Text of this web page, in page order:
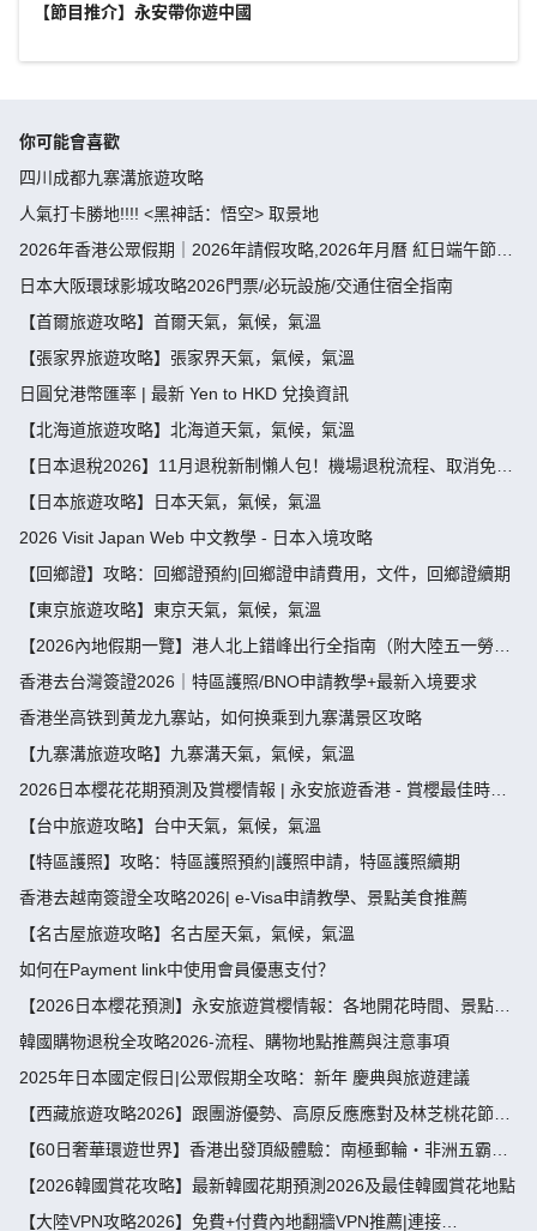
【節目推介】永安帶你遊中國
你可能會喜歡
四川成都九寨溝旅遊攻略
人氣打卡勝地!!!! <黑神話：悟空> 取景地
2026年香港公眾假期｜2026年請假攻略,2026年月曆 紅日端午節請
假攻略請4放9-public holiday 2026
日本大阪環球影城攻略2026門票/必玩設施/交通住宿全指南
【首爾旅遊攻略】首爾天氣，氣候，氣溫
【張家界旅遊攻略】張家界天氣，氣候，氣溫
日圓兌港幣匯率 | 最新 Yen to HKD 兌換資訊
【北海道旅遊攻略】北海道天氣，氣候，氣溫
【日本退稅2026】11月退稅新制懶人包！機場退稅流程、取消免稅
袋及限額全攻略 - 永安旅遊
【日本旅遊攻略】日本天氣，氣候，氣溫
2026 Visit Japan Web 中文教學 - 日本入境攻略
【回鄉證】攻略：回鄉證預約|回鄉證申請費用，文件，回鄉證續期
【東京旅遊攻略】東京天氣，氣候，氣溫
【2026內地假期一覽】港人北上錯峰出行全指南（附大陸五一勞動
節，端午節假期攻略）
香港去台灣簽證2026｜特區護照/BNO申請教學+最新入境要求
香港坐高铁到黄龙九寨站，如何换乘到九寨溝景区攻略
【九寨溝旅遊攻略】九寨溝天氣，氣候，氣溫
2026日本櫻花花期預測及賞櫻情報 | 永安旅遊香港 - 賞櫻最佳時
間、地點推薦
【台中旅遊攻略】台中天氣，氣候，氣溫
【特區護照】攻略：特區護照預約|護照申請，特區護照續期
香港去越南簽證全攻略2026| e-Visa申請教學、景點美食推薦
【名古屋旅遊攻略】名古屋天氣，氣候，氣溫
如何在Payment link中使用會員優惠支付？
【2026日本櫻花預測】永安旅遊賞櫻情報：各地開花時間、景點推
薦
韓國購物退稅全攻略2026-流程、購物地點推薦與注意事項
2025年日本國定假日|公眾假期全攻略：新年 慶典與旅遊建議
【西藏旅遊攻略2026】跟團游優勢、高原反應應對及林芝桃花節深
度指南
【60日奢華環遊世界】香港出發頂級體驗：南極郵輪・非洲五霸・
北極光・限定美食盛宴
【2026韓國賞花攻略】最新韓國花期預測2026及最佳韓國賞花地點
【大陸VPN攻略2026】免費+付費內地翻牆VPN推薦|連接